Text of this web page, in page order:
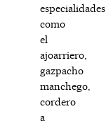
especialidades
como
el
ajoarriero,
gazpacho
manchego,
cordero
a